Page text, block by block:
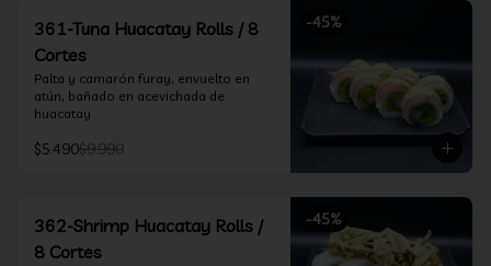
-45%
361-Tuna Huacatay Rolls / 8
Cortes
Palta y camarón furay, envuelto en
atún, bañado en acevichada de
huacatay
$5.490$9.990
-45%
362-Shrimp Huacatay Rolls /
8 Cortes